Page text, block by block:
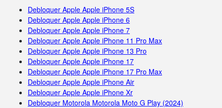
Debloquer Apple Apple iPhone 5S
Debloquer Apple Apple iPhone 6
Debloquer Apple Apple iPhone 7
Debloquer Apple Apple iPhone 11 Pro Max
Debloquer Apple Apple iPhone 13 Pro
Debloquer Apple Apple iPhone 17
Debloquer Apple Apple iPhone 17 Pro Max
Debloquer Apple Apple iPhone Air
Debloquer Apple Apple iPhone Xr
Debloquer Motorola Motorola Moto G Play (2024)